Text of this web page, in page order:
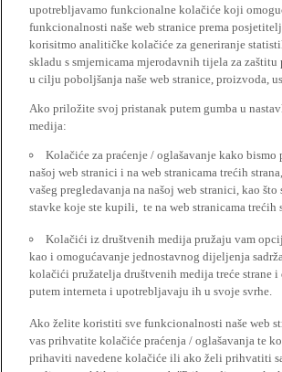
upotrebljavamo funkcionalne kolačiće koji
funkcionalnosti naše web stranice prema
korisitmo analitičke kolačiće za generiranje
skladu s smjernicama mjerodavnih tijela za
u cilju poboljšanja naše web stranice, proizvoda,
Ako priložite svoj pristanak putem gumba u
medija:
Kolačiće za praćenje / oglašavanje kako
našoj web stranici i na web stranicama trećih
vašeg pregledavanja na našoj web stranici, kao
stavke koje ste kupili, te na web stranicama
Kolačići iz društvenih medija pružaju vam
kao i omogućavanje jednostavnog dijeljenja
kolačići pružatelja društvenih medija treće strane
putem interneta i upotrebljavaju ih u svoje svrhe.
Ako želite koristiti sve funkcionalnosti naše web
vas prihvatite kolačiće praćenja / oglašavanja te
prihaviti navedene kolačiće ili ako želi prihvatiti